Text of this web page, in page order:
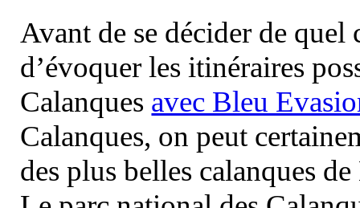
Avant de se décider de
d’évoquer les itinéraires
Calanques avec Bleu
Calanques, on peut
des plus belles calanques